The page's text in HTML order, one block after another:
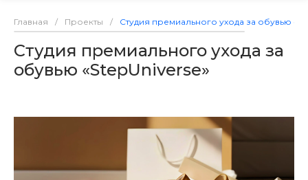
Главная / Проекты / Студия премиального ухода за обувью
Студия премиального ухода за
обувью «StepUniverse»